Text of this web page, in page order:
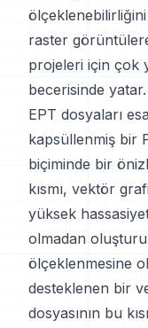
ölçeklenebilirliğini
raster
projeleri için çok
becerisinde yatar.
EPT dosyaları
kapsüllenmiş bir
biçiminde bir
kısmı, vektör
yüksek
olmadan
ölçeklenmesine
desteklenen bir
dosyasının bu